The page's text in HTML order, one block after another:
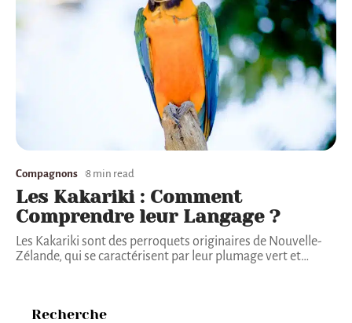
Compagnons 8 min read
Les Kakariki : Comment
Comprendre leur Langage ?
Les Kakariki sont des perroquets originaires de Nouvelle-
Zélande, qui se caractérisent par leur plumage vert et…
Recherche